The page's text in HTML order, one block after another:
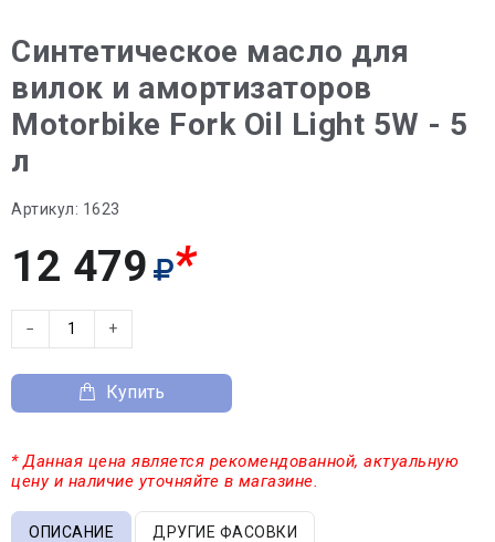
Синтетическое масло для
вилок и амортизаторов
Motorbike Fork Oil Light 5W - 5
л
Артикул: 1623
12 479 *
− +
Купить
* Данная цена является рекомендованной, актуальную
цену и наличие уточняйте в магазине.
ОПИСАНИЕ ДРУГИЕ ФАСОВКИ